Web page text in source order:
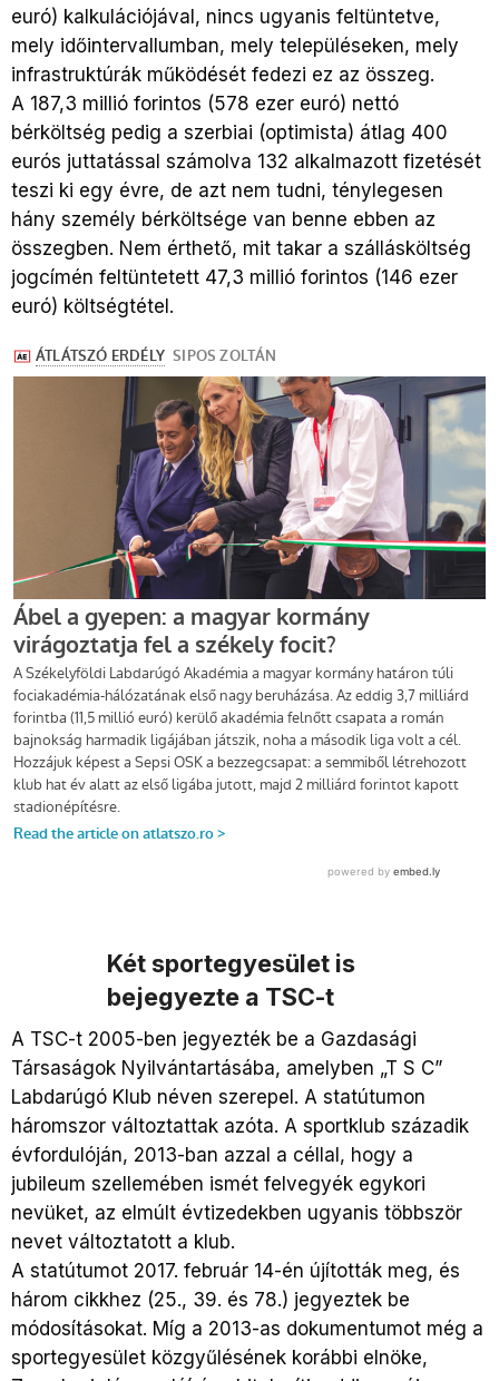
euró) kalkulációjával, nincs ugyanis feltüntetve,
mely időintervallumban, mely településeken, mely
infrastruktúrák működését fedezi ez az összeg.
A 187,3 millió forintos (578 ezer euró) nettó
bérköltség pedig a szerbiai (optimista) átlag 400
eurós juttatással számolva 132 alkalmazott fizetését
teszi ki egy évre, de azt nem tudni, ténylegesen
hány személy bérköltsége van benne ebben az
összegben. Nem érthető, mit takar a szállásköltség
jogcímén feltüntetett 47,3 millió forintos (146 ezer
euró) költségtétel.
Két sportegyesület is
bejegyezte a TSC-t
A TSC-t 2005-ben jegyezték be a Gazdasági
Társaságok Nyilvántartásába, amelyben „T S C”
Labdarúgó Klub néven szerepel. A statútumon
háromszor változtattak azóta. A sportklub századik
évfordulóján, 2013-ban azzal a céllal, hogy a
jubileum szellemében ismét felvegyék egykori
nevüket, az elmúlt évtizedekben ugyanis többször
nevet változtatott a klub.
A statútumot 2017. február 14-én újították meg, és
három cikkhez (25., 39. és 78.) jegyeztek be
módosításokat. Míg a 2013-as dokumentumot még a
sportegyesület közgyűlésének korábbi elnöke,